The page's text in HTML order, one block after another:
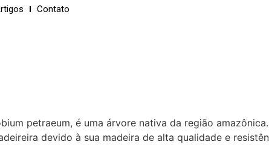
Contato
petraeum, é uma árvore nativa da região
devido à sua madeira de alta qualidade e